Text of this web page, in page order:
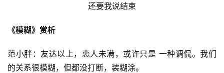
还要我说结束
《模糊》赏析
范小胖：友达以上，恋人未满，或许只是 一种调侃。我们
的关系很模糊，但都没打断，装糊涂。